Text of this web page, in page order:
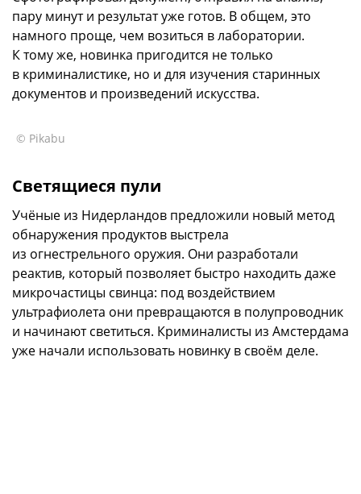
пару минут и результат уже готов. В общем, это
намного проще, чем возиться в лаборатории.
К тому же, новинка пригодится не только
в криминалистике, но и для изучения старинных
документов и произведений искусства.
© Pikabu
Светящиеся пули
Учёные из Нидерландов предложили новый метод
обнаружения продуктов выстрела
из огнестрельного оружия. Они разработали
реактив, который позволяет быстро находить даже
микрочастицы свинца: под воздействием
ультрафиолета они превращаются в полупроводник
и начинают светиться. Криминалисты из Амстердама
уже начали использовать новинку в своём деле.